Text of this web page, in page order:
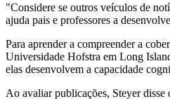
"Considere se outros veículos de
ajuda pais e professores a
Para aprender a compreender a
Universidade Hofstra em Long
elas desenvolvem a capacidade
Ao avaliar publicações, Steyer disse